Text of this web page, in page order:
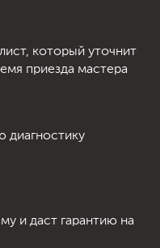
который уточнит
приезда мастера
диагностику
и даст гарантию на